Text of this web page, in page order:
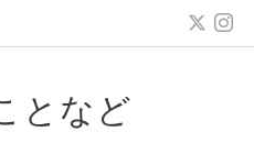
となど